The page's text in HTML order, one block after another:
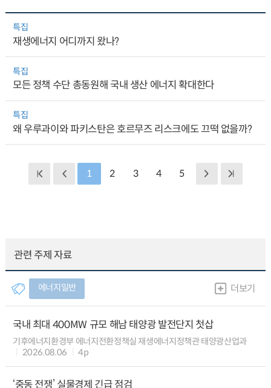
특집
재생에너지 어디까지 왔나?
특집
모든 정책 수단 총동원해 국내 생산 에너지 확대한다
특집
왜 우루과이와 파키스탄은 호르무즈 리스크에도 끄떡 없을까?
1 2 3 4 5
관련 주제 자료
에너지일반 더보기
국내 최대 400MW 규모 해남 태양광 발전단지 첫삽
기후에너지환경부 에너지전환정책실 재생에너지정책관 태양광산업과
2026.08.06
4p
‘중동 전쟁’ 실물경제 긴급 점검